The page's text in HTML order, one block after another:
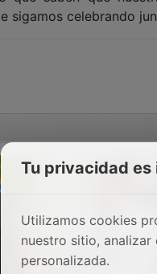
sigamos celebrando
Tu privacidad
Utilizamos cookies
nuestro sitio,
personalizada.